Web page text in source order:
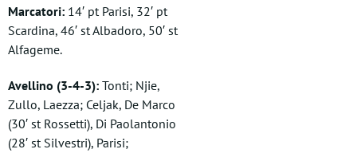
Marcatori: 14′ pt Parisi, 32′ pt
Scardina, 46′ st Albadoro, 50′ st
Alfageme.
Avellino (3-4-3): Tonti; Njie,
Zullo, Laezza; Celjak, De Marco
(30′ st Rossetti), Di Paolantonio
(28′ st Silvestri), Parisi;